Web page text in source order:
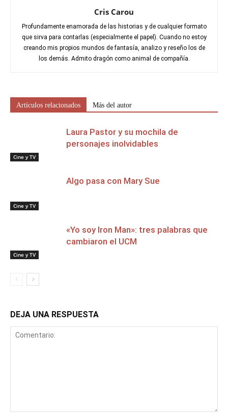
Cris Carou
Profundamente enamorada de las historias y de cualquier formato
que sirva para contarlas (especialmente el papel). Cuando no estoy
creando mis propios mundos de fantasía, analizo y reseño los de
los demás. Admito dragón como animal de compañía.
Artículos relacionados Más del autor
Cine y TV
Laura Pastor y su mochila de
personajes inolvidables
Cine y TV
Algo pasa con Mary Sue
Cine y TV
«Yo soy Iron Man»: tres palabras que
cambiaron el UCM
DEJA UNA RESPUESTA